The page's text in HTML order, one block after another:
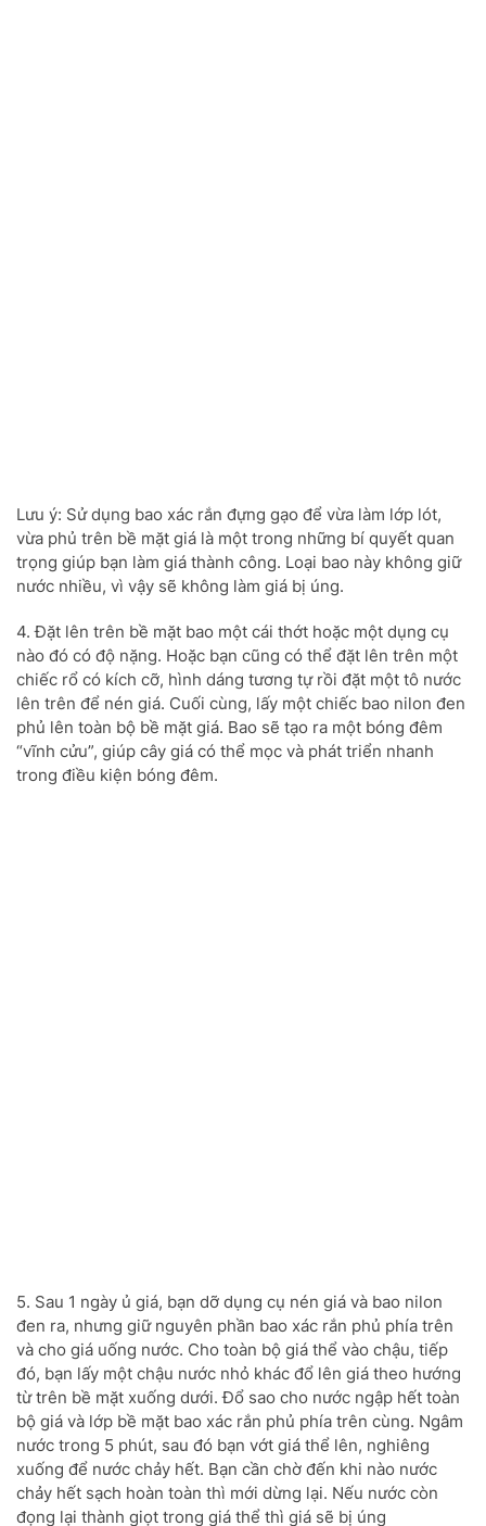
Lưu ý: Sử dụng bao xác rắn đựng gạo để vừa làm lớp lót,
vừa phủ trên bề mặt giá là một trong những bí quyết quan
trọng giúp bạn làm giá thành công. Loại bao này không giữ
nước nhiều, vì vậy sẽ không làm giá bị úng.
4. Đặt lên trên bề mặt bao một cái thớt hoặc một dụng cụ
nào đó có độ nặng. Hoặc bạn cũng có thể đặt lên trên một
chiếc rổ có kích cỡ, hình dáng tương tự rồi đặt một tô nước
lên trên để nén giá. Cuối cùng, lấy một chiếc bao nilon đen
phủ lên toàn bộ bề mặt giá. Bao sẽ tạo ra một bóng đêm
“vĩnh cửu”, giúp cây giá có thể mọc và phát triển nhanh
trong điều kiện bóng đêm.
5. Sau 1 ngày ủ giá, bạn dỡ dụng cụ nén giá và bao nilon
đen ra, nhưng giữ nguyên phần bao xác rắn phủ phía trên
và cho giá uống nước. Cho toàn bộ giá thể vào chậu, tiếp
đó, bạn lấy một chậu nước nhỏ khác đổ lên giá theo hướng
từ trên bề mặt xuống dưới. Đổ sao cho nước ngập hết toàn
bộ giá và lớp bề mặt bao xác rắn phủ phía trên cùng. Ngâm
nước trong 5 phút, sau đó bạn vớt giá thể lên, nghiêng
xuống để nước chảy hết. Bạn cần chờ đến khi nào nước
chảy hết sạch hoàn toàn thì mới dừng lại. Nếu nước còn
đọng lại thành giọt trong giá thể thì giá sẽ bị úng